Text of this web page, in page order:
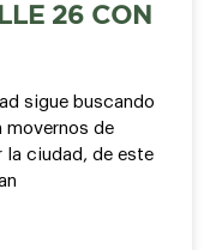
26 CON
sigue buscando
movernos de
la ciudad, de este